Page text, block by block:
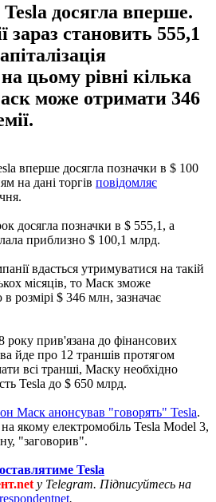
досягла вперше.
зараз становить 555,1
цьому рівні кілька
може отримати 346
вперше досягла позначки в $ 100
на дані торгів повідомляє
досягла позначки в $ 555,1, а
приблизно $ 100,1 млрд.
вдасться утримуватися на такій
місяців, то Маск зможе
розмірі $ 346 млн, зазначає
року прив'язана до фінансових
йде про 12 траншів протягом
всі транші, Маску необхідно
Tesla до $ 650 млрд.
Маск анонсував "говорять" Tesla.
якому електромобіль Tesla Model 3,
"заговорив".
Tesla
у Telegram. Підписуйтесь на
.